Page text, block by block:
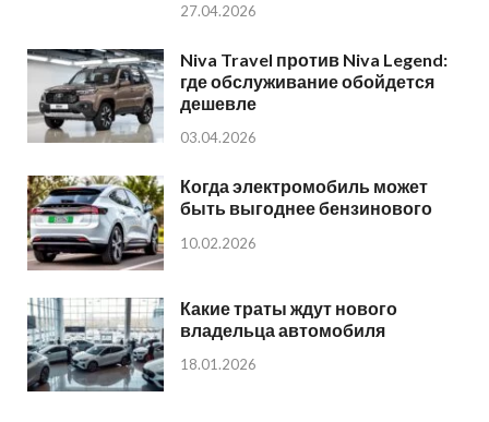
27.04.2026
Niva Travel против Niva Legend:
где обслуживание обойдется
дешевле
03.04.2026
Когда электромобиль может
быть выгоднее бензинового
10.02.2026
Какие траты ждут нового
владельца автомобиля
18.01.2026